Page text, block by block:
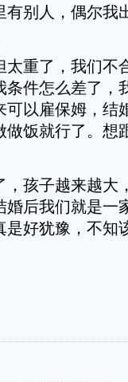
别人，偶尔我
重了，我们不
件怎么差了，
可以雇保姆，结
饭就行了。想
孩子越来越大
后我们就是一
好犹豫，不知